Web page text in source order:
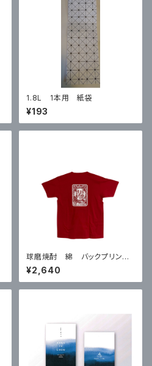
1.8L 1本用 紙袋
¥193
球磨焼酎 綿 バックプリントT
シャツ 赤 Lサイズ
¥2,640